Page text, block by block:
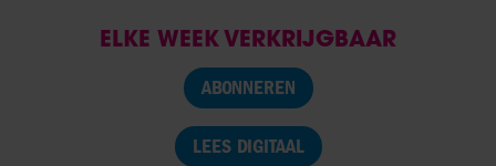
ELKE WEEK VERKRIJGBAAR
ABONNEREN
LEES DIGITAAL